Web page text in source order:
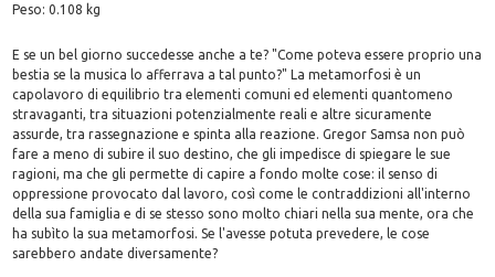
Peso: 0.108 kg
E se un bel giorno succedesse anche a te? "Come poteva essere proprio una
bestia se la musica lo afferrava a tal punto?" La metamorfosi è un
capolavoro di equilibrio tra elementi comuni ed elementi quantomeno
stravaganti, tra situazioni potenzialmente reali e altre sicuramente
assurde, tra rassegnazione e spinta alla reazione. Gregor Samsa non può
fare a meno di subire il suo destino, che gli impedisce di spiegare le sue
ragioni, ma che gli permette di capire a fondo molte cose: il senso di
oppressione provocato dal lavoro, così come le contraddizioni all'interno
della sua famiglia e di se stesso sono molto chiari nella sua mente, ora che
ha subìto la sua metamorfosi. Se l'avesse potuta prevedere, le cose
sarebbero andate diversamente?